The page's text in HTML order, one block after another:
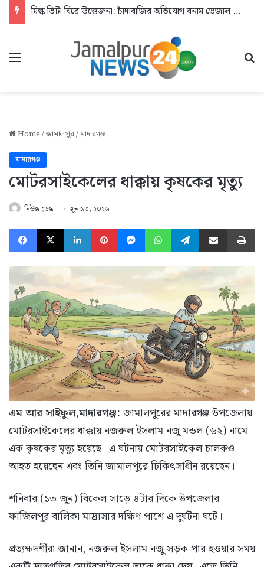
মিল্ক ভিটা ঘিরে উত্তেজনা: চাঁদাবাজির অভিযোগ বনাম ভেজাল দুধের জিডি
Menu
Home/জামালপুর/মাদারগঞ্জ
মাদারগঞ্জ
মোটরসাইকেলের ধাক্কায় কৃষকের মৃত্যু
নিউজ ডেস্ক জুন ১৩, ২০২৬
Facebook
X LinkedInPinterestMessengerWhatsAppTelegramShare via Email
এম আর সাইফুল,মাদারগঞ্জ: জামালপুরের মাদারগঞ্জ উপজেলায়
মোটরসাইকেলের ধাক্কায় নজরুল ইসলাম নজু মন্ডল (৬২) নামে
এক কৃষকের মৃত্যু হয়েছে। এ ঘটনায় মোটরসাইকেল চালকও
আহত হয়েছেন এবং তিনি জামালপুরে চিকিৎসাধীন রয়েছেন।
শনিবার (১৩ জুন) বিকেল সাড়ে ৪টার দিকে উপজেলার
ফাজিলপুর বালিকা মাদ্রাসার দক্ষিণ পাশে এ দুর্ঘটনা ঘটে।
প্রত্যক্ষদর্শীরা জানান, নজরুল ইসলাম নজু সড়ক পার হওয়ার সময়